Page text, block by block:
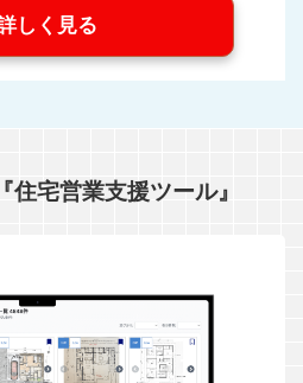
しく見る
住宅営業支援ツール』